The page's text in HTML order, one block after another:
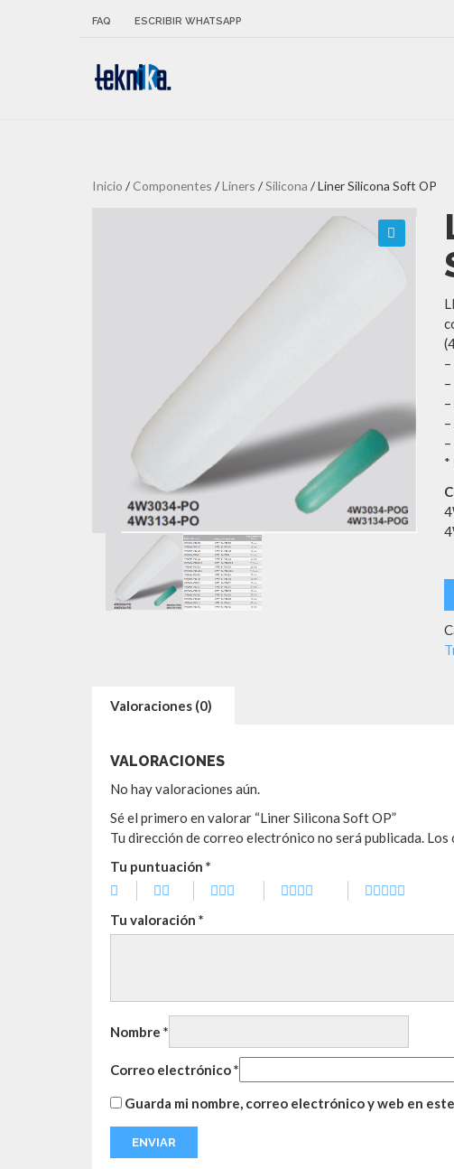
FAQ ESCRIBIR WHATSAPP
Inicio / Componentes /Liners /Silicona / Liner Silicona Soft OP
*
Valoraciones (0)
VALORACIONES
No hay valoraciones aún.
Sé el primero en valorar “Liner Silicona Soft OP”
Tu dirección de correo electrónico no será publicada. Los
Tu puntuación *
Tu valoración *
Nombre *
Correo electrónico*
Guarda mi nombre, correo electrónico y web en